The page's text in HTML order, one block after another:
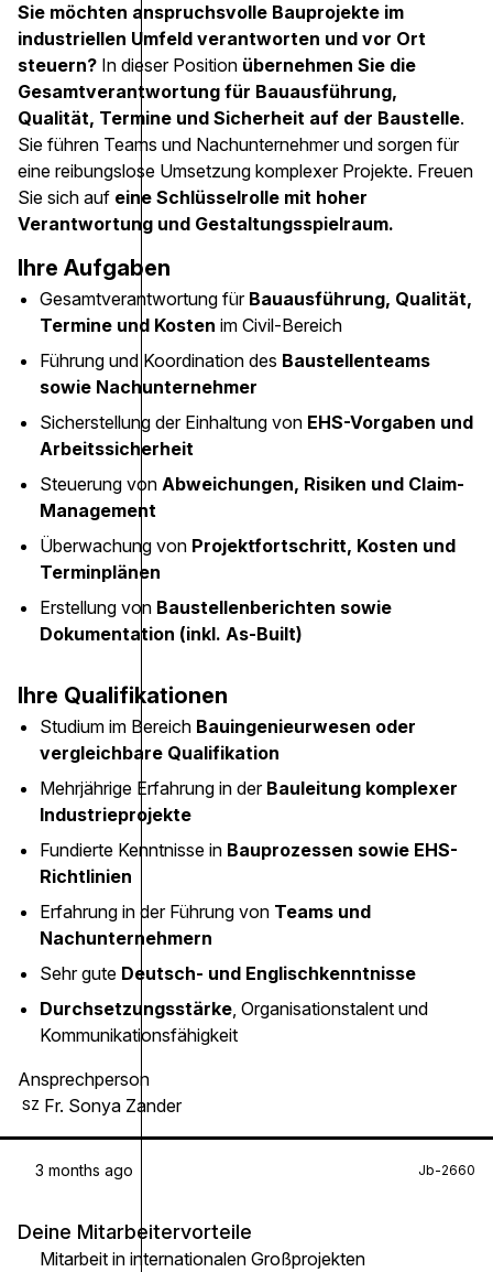
Sie möchten anspruchsvolle Bauprojekte im
industriellen Umfeld verantworten und vor Ort
steuern? In dieser Position übernehmen Sie die
Gesamtverantwortung für Bauausführung,
Qualität, Termine und Sicherheit auf der Baustelle.
Sie führen Teams und Nachunternehmer und sorgen für
eine reibungslose Umsetzung komplexer Projekte. Freuen
Sie sich auf eine Schlüsselrolle mit hoher
Verantwortung und Gestaltungsspielraum.
Ihre Aufgaben
Gesamtverantwortung für Bauausführung, Qualität,
Termine und Kosten im Civil-Bereich
Führung und Koordination des Baustellenteams
sowie Nachunternehmer
Sicherstellung der Einhaltung von EHS-Vorgaben und
Arbeitssicherheit
Steuerung von Abweichungen, Risiken und Claim-
Management
Überwachung von Projektfortschritt, Kosten und
Terminplänen
Erstellung von Baustellenberichten sowie
Dokumentation (inkl. As-Built)
Ihre Qualifikationen
Studium im Bereich Bauingenieurwesen oder
vergleichbare Qualifikation
Mehrjährige Erfahrung in der Bauleitung komplexer
Industrieprojekte
Fundierte Kenntnisse in Bauprozessen sowie EHS-
Richtlinien
Erfahrung in der Führung von Teams und
Nachunternehmern
Sehr gute Deutsch- und Englischkenntnisse
Durchsetzungsstärke, Organisationstalent und
Kommunikationsfähigkeit
Ansprechperson
SZ Fr. Sonya Zander
3 months ago Jb-2660
Deine Mitarbeitervorteile
Mitarbeit in internationalen Großprojekten